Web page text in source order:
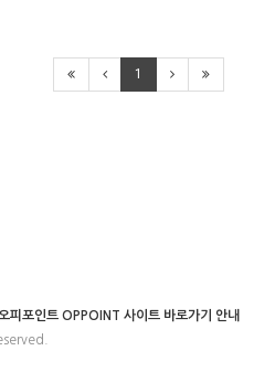
1
피포인트 OPPOINT 사이트 바로가기 안내